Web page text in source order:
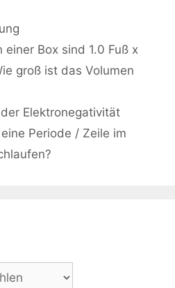
einer Box sind 1.0 Fuß x
groß ist das Volumen
Elektronegativität
Periode / Zeile im